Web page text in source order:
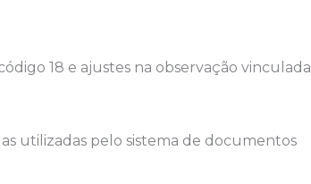
18 e ajustes na observação vinculada
utilizadas pelo sistema de documentos